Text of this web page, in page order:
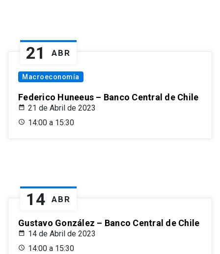
21 ABR
Macroeconomía
Federico Huneeus – Banco Central de Chile
21 de Abril de 2023
14:00 a 15:30
14 ABR
Gustavo González – Banco Central de Chile
14 de Abril de 2023
14:00 a 15:30